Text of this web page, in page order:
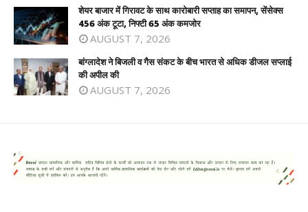
शेयर बाजार में गिरावट के साथ कारोबारी सप्ताह का समापन, सेंसेक्स
456 अंक टूटा, निफ्टी 65 अंक कमजोर
AUGUST 7, 2026
बांग्लादेश ने बिजली व गैस संकट के बीच भारत से अधिक डीजल सप्लाई
की अपील की
AUGUST 7, 2026